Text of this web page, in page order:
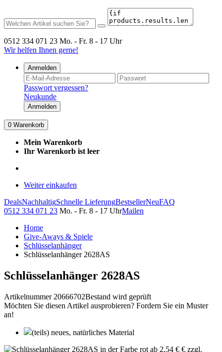
0512 334 071 23 Mo. - Fr. 8 - 17 Uhr
Wir helfen Ihnen gerne!
Anmelden
Passwort vergessen?
Neukunde
Anmelden
0 Warenkorb
Mein Warenkorb
Ihr Warenkorb ist leer
Weiter einkaufen
DealsNachhaltigSchnelle LieferungBestsellerNeuFAQ
0512 334 071 23 Mo. - Fr. 8 - 17 UhrMailen
Home
Give-Aways & Spiele
Schlüsselanhänger
Schlüsselanhänger 2628AS
Schlüsselanhänger 2628AS
Artikelnummer 20666702Bestand wird geprüft
Möchten Sie diesen Artikel ausprobieren? Fordern Sie ein Muster
an!
(teils) neues, natürliches Material